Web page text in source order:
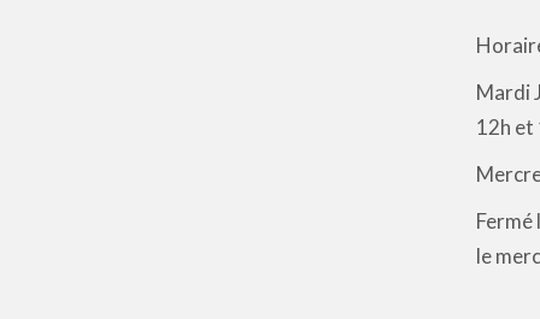
Mardi
12h et
Fermé
le